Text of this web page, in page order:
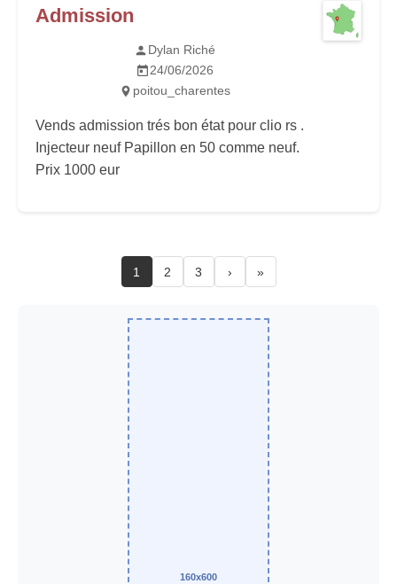
Admission
Dylan Riché
24/06/2026
poitou_charentes
Vends admission trés bon état pour clio rs .
Injecteur neuf Papillon en 50 comme neuf.
Prix 1000 eur
1 2 3 › »
160x600